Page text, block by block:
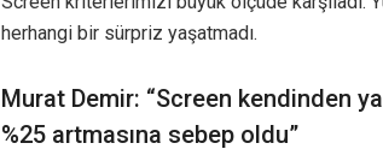
herhangi bir sürpriz yaşatmadı.
Murat Demir: “Screen kendinden
%25 artmasına sebep oldu”